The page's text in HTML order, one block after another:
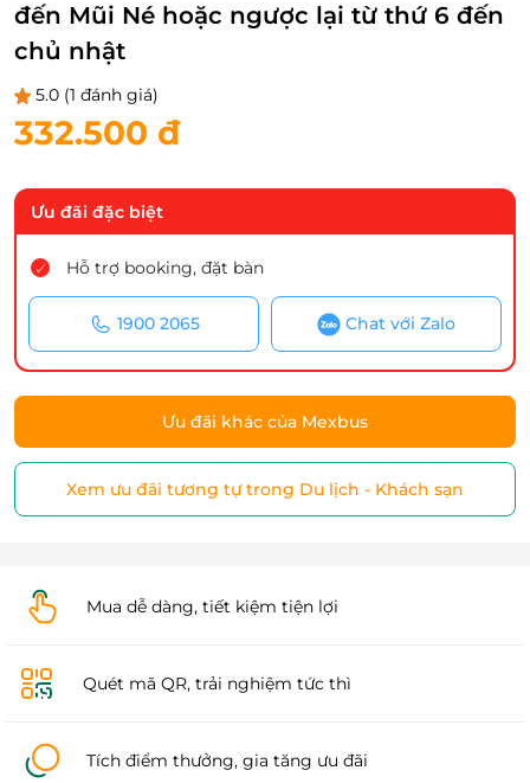
đến Mũi Né hoặc ngược lại từ thứ 6 đến
chủ nhật
5.0 (1 đánh giá)
332.500 đ
Ưu đãi đặc biệt
Hỗ trợ booking, đặt bàn
1900 2065 Chat với Zalo
Ưu đãi khác của Mexbus
Xem ưu đãi tương tự trong Du lịch - Khách sạn
Mua dễ dàng, tiết kiệm tiện lợi
Quét mã QR, trải nghiệm tức thì
Tích điểm thưởng, gia tăng ưu đãi